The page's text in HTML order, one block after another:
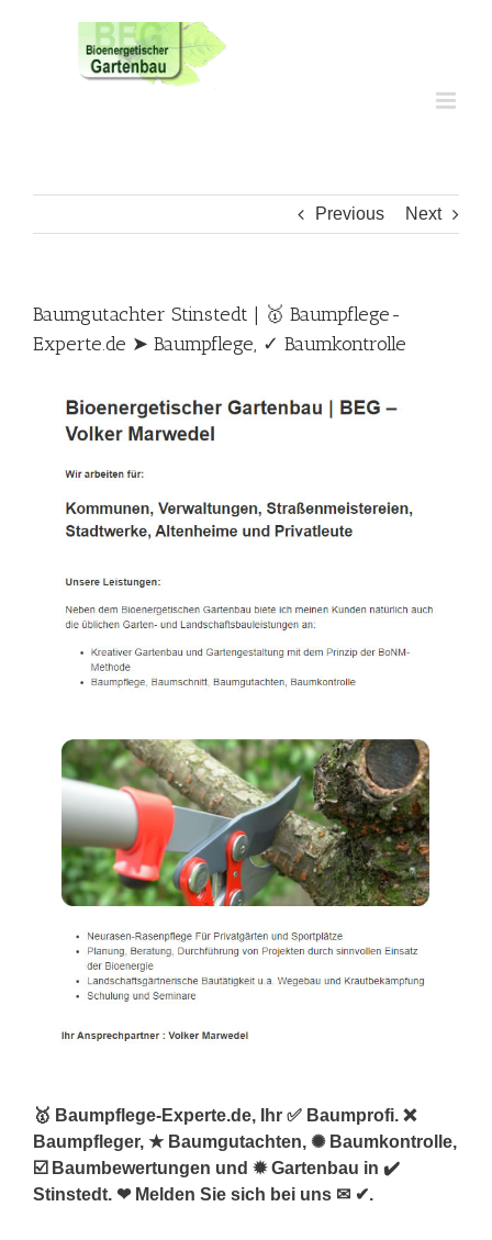
Previous Next
Baumgutachter Stinstedt | 🥇 Baumpflege-
Experte.de ➤ Baumpflege, ✓ Baumkontrolle
🥇 Baumpflege-Experte.de, Ihr ✅ Baumprofi. ❌
Baumpfleger, ★ Baumgutachten, ✺ Baumkontrolle,
☑️ Baumbewertungen und ✹ Gartenbau in ✔️
Stinstedt. ❤ Melden Sie sich bei uns ✉ ✔.